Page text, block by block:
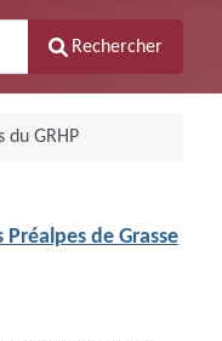
Rechercher
du GRHP
de Grasse